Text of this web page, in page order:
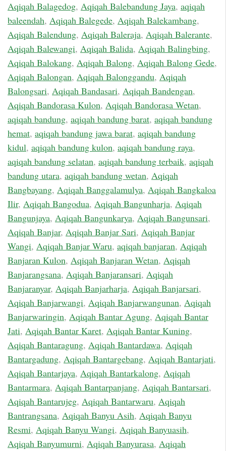
Aqiqah Balagedog, Aqiqah Balebandung Jaya, aqiqah
baleendah, Aqiqah Balegede, Aqiqah Balekambang,
Aqiqah Balendung, Aqiqah Baleraja, Aqiqah Balerante,
Aqiqah Balewangi, Aqiqah Balida, Aqiqah Balingbing,
Aqiqah Balokang, Aqiqah Balong, Aqiqah Balong Gede,
Aqiqah Balongan, Aqiqah Balonggandu, Aqiqah
Balongsari, Aqiqah Bandasari, Aqiqah Bandengan,
Aqiqah Bandorasa Kulon, Aqiqah Bandorasa Wetan,
aqiqah bandung, aqiqah bandung barat, aqiqah bandung
hemat, aqiqah bandung jawa barat, aqiqah bandung
kidul, aqiqah bandung kulon, aqiqah bandung raya,
aqiqah bandung selatan, aqiqah bandung terbaik, aqiqah
bandung utara, aqiqah bandung wetan, Aqiqah
Bangbayang, Aqiqah Banggalamulya, Aqiqah Bangkaloa
Ilir, Aqiqah Bangodua, Aqiqah Bangunharja, Aqiqah
Bangunjaya, Aqiqah Bangunkarya, Aqiqah Bangunsari,
Aqiqah Banjar, Aqiqah Banjar Sari, Aqiqah Banjar
Wangi, Aqiqah Banjar Waru, aqiqah banjaran, Aqiqah
Banjaran Kulon, Aqiqah Banjaran Wetan, Aqiqah
Banjarangsana, Aqiqah Banjaransari, Aqiqah
Banjaranyar, Aqiqah Banjarharja, Aqiqah Banjarsari,
Aqiqah Banjarwangi, Aqiqah Banjarwangunan, Aqiqah
Banjarwaringin, Aqiqah Bantar Agung, Aqiqah Bantar
Jati, Aqiqah Bantar Karet, Aqiqah Bantar Kuning,
Aqiqah Bantaragung, Aqiqah Bantardawa, Aqiqah
Bantargadung, Aqiqah Bantargebang, Aqiqah Bantarjati,
Aqiqah Bantarjaya, Aqiqah Bantarkalong, Aqiqah
Bantarmara, Aqiqah Bantarpanjang, Aqiqah Bantarsari,
Aqiqah Bantarujeg, Aqiqah Bantarwaru, Aqiqah
Bantrangsana, Aqiqah Banyu Asih, Aqiqah Banyu
Resmi, Aqiqah Banyu Wangi, Aqiqah Banyuasih,
Aqiqah Banyumurni, Aqiqah Banyurasa, Aqiqah